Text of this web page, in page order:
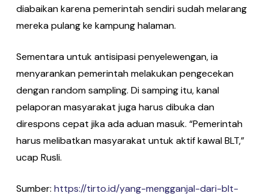
diabaikan karena pemerintah sendiri sudah melarang
mereka pulang ke kampung halaman.
Sementara untuk antisipasi penyelewengan, ia
menyarankan pemerintah melakukan pengecekan
dengan random sampling. Di samping itu, kanal
pelaporan masyarakat juga harus dibuka dan
direspons cepat jika ada aduan masuk. “Pemerintah
harus melibatkan masyarakat untuk aktif kawal BLT,”
ucap Rusli.
Sumber: https://tirto.id/yang-mengganjal-dari-blt-